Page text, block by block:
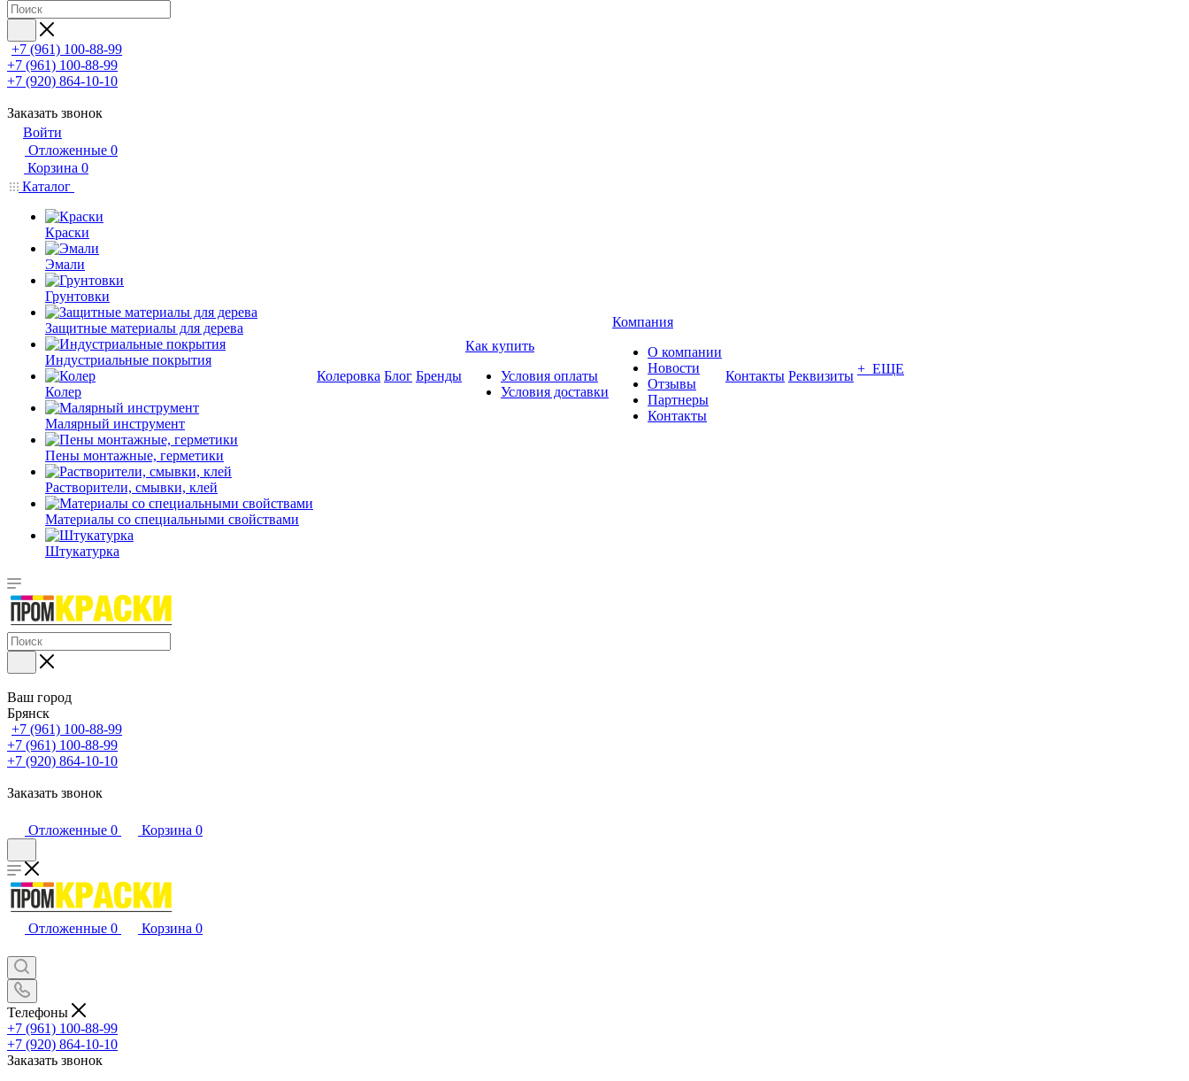
+7 (961) 100-88-99
+7 (961) 100-88-99
+7 (920) 864-10-10
Заказать звонок
Войти
Отложенные 0
Корзина 0
Каталог
Краски
Эмали
Грунтовки
Защитные материалы для дерева
Индустриальные покрытия
Колер
Малярный инструмент
Пены монтажные, герметики
Растворители, смывки, клей
Материалы со специальными свойствами
Штукатурка
Колеровка Блог Бренды
Как купить
Условия оплаты
Условия доставки
Компания
О компании
Новости
Отзывы
Партнеры
Контакты
Контакты Реквизиты + ЕЩЕ
Ваш город
Брянск
+7 (961) 100-88-99
+7 (961) 100-88-99
+7 (920) 864-10-10
Заказать звонок
Отложенные 0 Корзина 0
Отложенные 0 Корзина 0
Телефоны
+7 (961) 100-88-99
+7 (920) 864-10-10
Заказать звонок